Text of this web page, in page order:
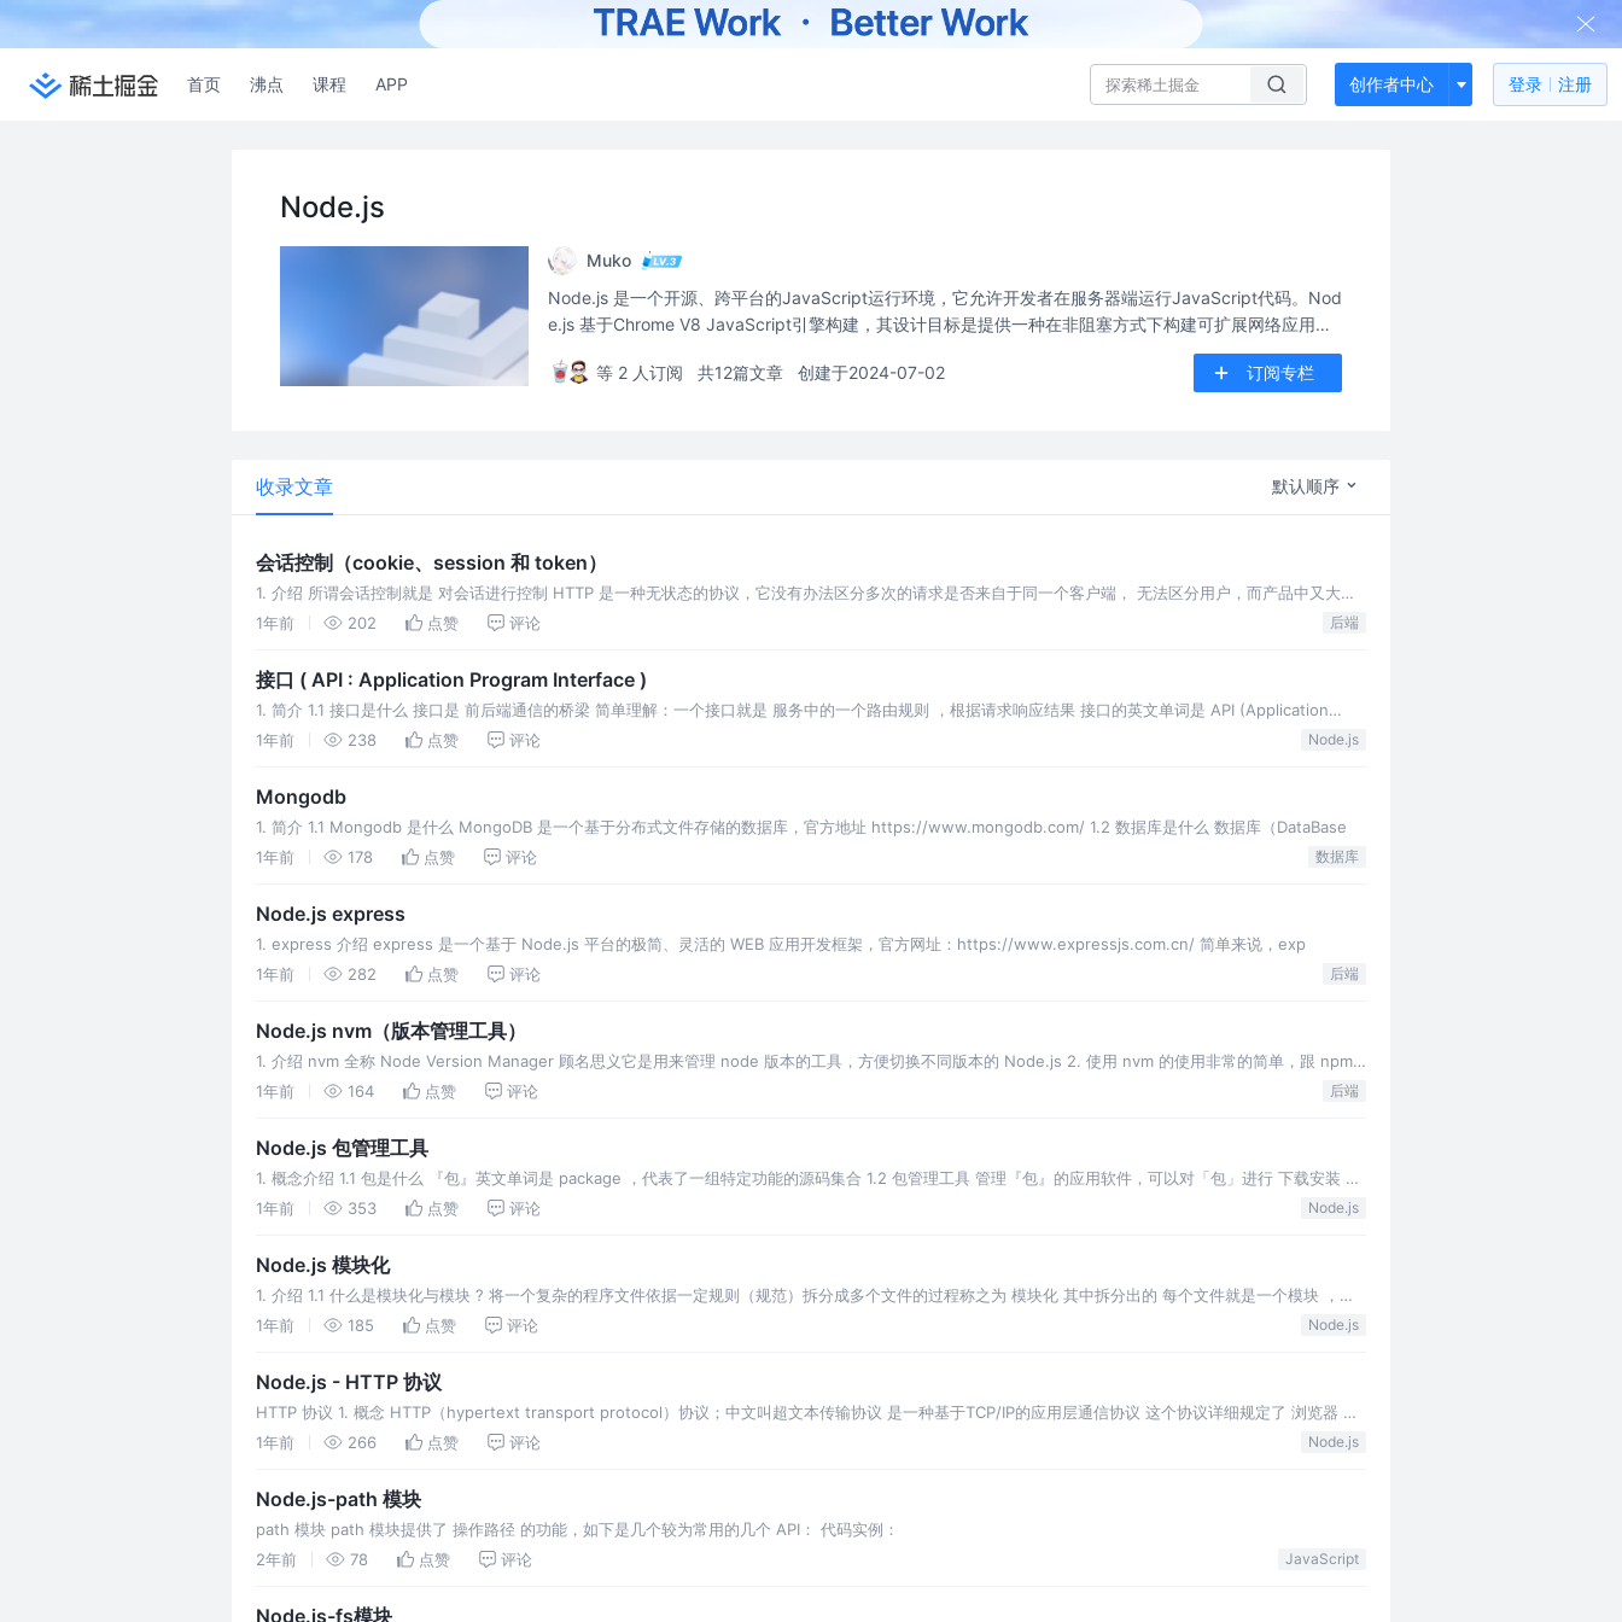
首页 沸点 课程 APP 创作者中心 登录 注册
Node.js
Muko
Node.js 是一个开源、跨平台的JavaScript运行环境，它允许开发者在服务器端运行JavaScript代码。Nod
e.js 基于Chrome V8 JavaScript引擎构建，其设计目标是提供一种在非阻塞方式下构建可扩展网络应用的
等 2 人订阅
共12篇文章 创建于2024-07-02 订阅专栏
收录文章 默认顺序
会话控制（cookie、session 和 token）
1. 介绍 所谓会话控制就是 对会话进行控制 HTTP 是一种无状态的协议，它没有办法区分多次的请求是否来自于同一个客户端， 无法区分用户，而产品中又大量
存在的这样的需求，所以我们需要通过 会话控制
1年前 202 点赞 评论 后端
接口 ( API : Application Program Interface )
1. 简介 1.1 接口是什么 接口是 前后端通信的桥梁 简单理解：一个接口就是 服务中的一个路由规则 ，根据请求响应结果 接口的英文单词是 API (Application
Program Inte
1年前 238 点赞 评论 Node.js
Mongodb
1. 简介 1.1 Mongodb 是什么 MongoDB 是一个基于分布式文件存储的数据库，官方地址 https://www.mongodb.com/ 1.2 数据库是什么 数据库（DataBase
1年前
178 点赞 评论 数据库
Node.js express
1. express 介绍 express 是一个基于 Node.js 平台的极简、灵活的 WEB 应用开发框架，官方网址：https://www.expressjs.com.cn/ 简单来说，exp
1年前
282 点赞 评论 后端
Node.js nvm（版本管理工具）
1. 介绍 nvm 全称 Node Version Manager 顾名思义它是用来管理 node 版本的工具，方便切换不同版本的 Node.js 2. 使用 nvm 的使用非常的简单，跟 npm
的
1年前 164 点赞 评论 后端
Node.js 包管理工具
1. 概念介绍 1.1 包是什么 『包』英文单词是 package ，代表了一组特定功能的源码集合 1.2 包管理工具 管理『包』的应用软件，可以对「包」进行 下载安装 ，
更新 ， 删除 ， 上传
1年前 353 点赞 评论 Node.js
Node.js 模块化
1. 介绍 1.1 什么是模块化与模块 ? 将一个复杂的程序文件依据一定规则（规范）拆分成多个文件的过程称之为 模块化 其中拆分出的 每个文件就是一个模块 ，模
块的内部数据是私有的，不过模块可以暴露内
1年前 185 点赞 评论 Node.js
Node.js - HTTP 协议
HTTP 协议 1. 概念 HTTP（hypertext transport protocol）协议；中文叫超文本传输协议 是一种基于TCP/IP的应用层通信协议 这个协议详细规定了 浏览器 和
万维网
1年前 266 点赞 评论 Node.js
Node.js-path 模块
path 模块 path 模块提供了 操作路径 的功能，如下是几个较为常用的几个 API： 代码实例：
2年前
78 点赞 评论 JavaScript
Node.js-fs模块